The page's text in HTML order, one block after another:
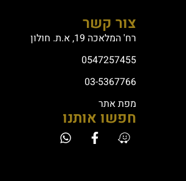
צור קשר
רח' המלאכה 19, א.ת. חולון
0547257455
03-5367766
מפת אתר
חפשו אותנו